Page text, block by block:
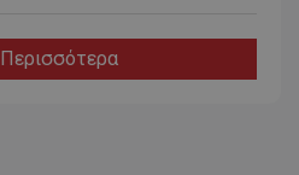
Περισσότερα